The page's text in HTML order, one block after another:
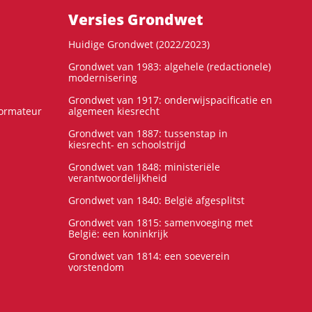
Versies Grondwet
Huidige Grondwet (2022/2023)
Grondwet van 1983: algehele (redactionele)
modernisering
Grondwet van 1917: onderwijspacificatie en
algemeen kiesrecht
Grondwet van 1887: tussenstap in
kiesrecht- en schoolstrijd
Grondwet van 1848: ministeriële
verantwoordelijkheid
Grondwet van 1840: België afgesplitst
Grondwet van 1815: samenvoeging met
België: een koninkrijk
Grondwet van 1814: een soeverein
vorstendom